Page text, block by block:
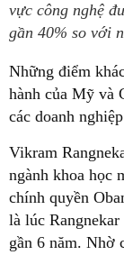
vực công nghệ
gần 40% so với
Những điểm
hành của Mỹ và
các doanh
Vikram
ngành khoa học
chính quyền
là lúc
gần 6 năm. Nhờ